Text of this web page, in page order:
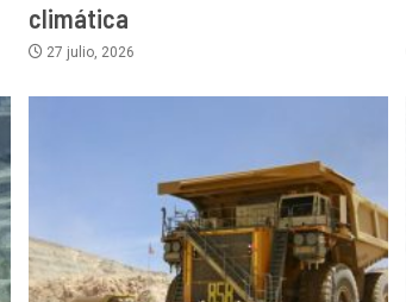
climática
27 julio, 2026